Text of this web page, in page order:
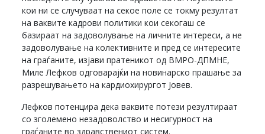
кои ни се случуваат на секое поле се токму резултат
на ваквите кадрови политики кои секогаш се
базираат на задоволување на личните интереси, а не
задоволување на колективните и пред се интересите
на граѓаните, изјави пратеникот од ВМРО-ДПМНЕ,
Миле Лефков одговарајќи на новинарско прашање за
разрешувањето на кардиохирургот Јовев.
Лефков потенцира дека ваквите потези резултираат
со зголемено незадоволство и несигурност на
граѓаните во здравствениот систем.